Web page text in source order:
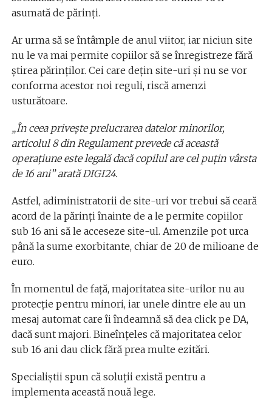
asumată de părinți.
Ar urma să se întâmple de anul viitor, iar niciun site
nu le va mai permite copiilor să se înregistreze fără
știrea părinților. Cei care dețin site-uri și nu se vor
conforma acestor noi reguli, riscă amenzi
usturătoare.
„În ceea priveşte prelucrarea datelor minorilor,
articolul 8 din Regulament prevede că această
operaţiune este legală dacă copilul are cel puţin vârsta
de 16 ani” arată DIGI24.
Astfel, adiministratorii de site-uri vor trebui să ceară
acord de la părinți înainte de a le permite copiilor
sub 16 ani să le acceseze site-ul. Amenzile pot urca
până la sume exorbitante, chiar de 20 de milioane de
euro.
În momentul de față, majoritatea site-urilor nu au
protecție pentru minori, iar unele dintre ele au un
mesaj automat care îi îndeamnă să dea click pe DA,
dacă sunt majori. Bineînțeles că majoritatea celor
sub 16 ani dau click fără prea multe ezitări.
Specialiștii spun că soluții există pentru a
implementa această nouă lege.